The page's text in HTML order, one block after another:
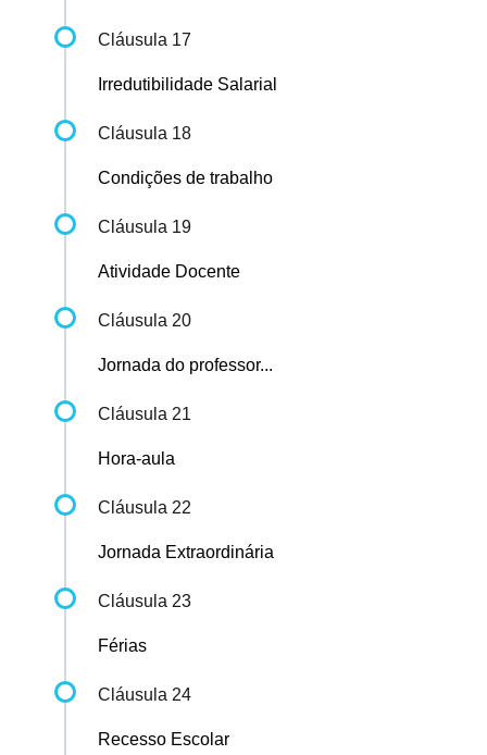
Cláusula 17
Irredutibilidade Salarial
Cláusula 18
Condições de trabalho
Cláusula 19
Atividade Docente
Cláusula 20
Jornada do professor...
Cláusula 21
Hora-aula
Cláusula 22
Jornada Extraordinária
Cláusula 23
Férias
Cláusula 24
Recesso Escolar